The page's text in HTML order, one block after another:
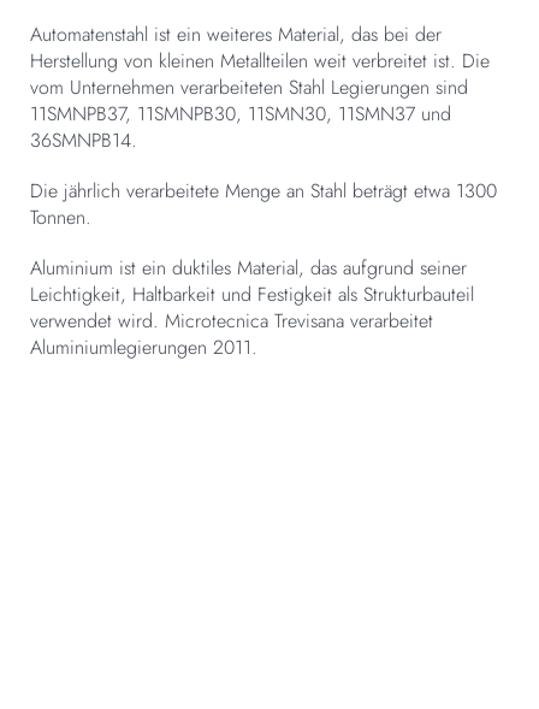
Automatenstahl ist ein weiteres Material, das bei der
Herstellung von kleinen Metallteilen weit verbreitet ist. Die
vom Unternehmen verarbeiteten Stahl Legierungen sind
11SMNPB37, 11SMNPB30, 11SMN30, 11SMN37 und
36SMNPB14.
Die jährlich verarbeitete Menge an Stahl beträgt etwa 1300
Tonnen.
Aluminium ist ein duktiles Material, das aufgrund seiner
Leichtigkeit, Haltbarkeit und Festigkeit als Strukturbauteil
verwendet wird. Microtecnica Trevisana verarbeitet
Aluminiumlegierungen 2011.